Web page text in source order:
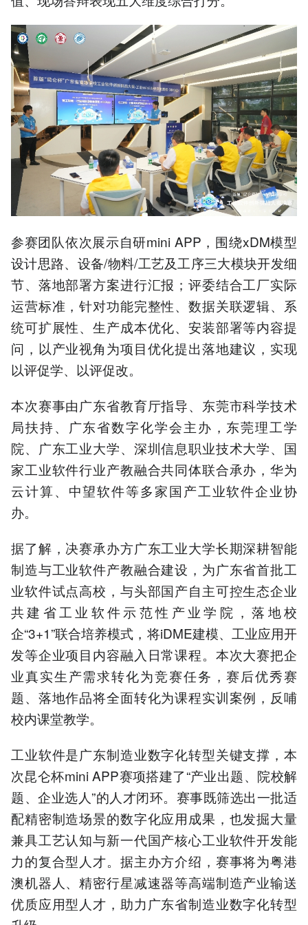
参赛团队依次展示自研mini APP，围绕xDM模型
设计思路、设备/物料/工艺及工序三大模块开发细
节、落地部署方案进行汇报；评委结合工厂实际
运营标准，针对功能完整性、数据关联逻辑、系
统可扩展性、生产成本优化、安装部署等内容提
问，以产业视角为项目优化提出落地建议，实现
以评促学、以评促改。
本次赛事由广东省教育厅指导、东莞市科学技术
局扶持、广东省数字化学会主办，东莞理工学
院、广东工业大学、深圳信息职业技术大学、国
家工业软件行业产教融合共同体联合承办，华为
云计算、中望软件等多家国产工业软件企业协
办。
据了解，决赛承办方广东工业大学长期深耕智能
制造与工业软件产教融合建设，为广东省首批工
业软件试点高校，与头部国产自主可控生态企业
共建省工业软件示范性产业学院，落地校
企“3+1”联合培养模式，将iDME建模、工业应用开
发等企业项目内容融入日常课程。本次大赛把企
业真实生产需求转化为竞赛任务，赛后优秀赛
题、落地作品将全面转化为课程实训案例，反哺
校内课堂教学。
工业软件是广东制造业数字化转型关键支撑，本
次昆仑杯mini APP赛项搭建了“产业出题、院校解
题、企业选人”的人才闭环。赛事既筛选出一批适
配精密制造场景的数字化应用成果，也发掘大量
兼具工艺认知与新一代国产核心工业软件开发能
力的复合型人才。据主办方介绍，赛事将为粤港
澳机器人、精密行星减速器等高端制造产业输送
优质应用型人才，助力广东省制造业数字化转型